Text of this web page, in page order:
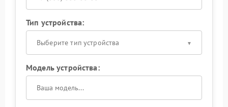
Тип устройства:
Выберите тип устройства
Модель устройства: